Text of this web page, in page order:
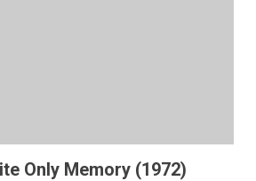
Only Memory (1972)